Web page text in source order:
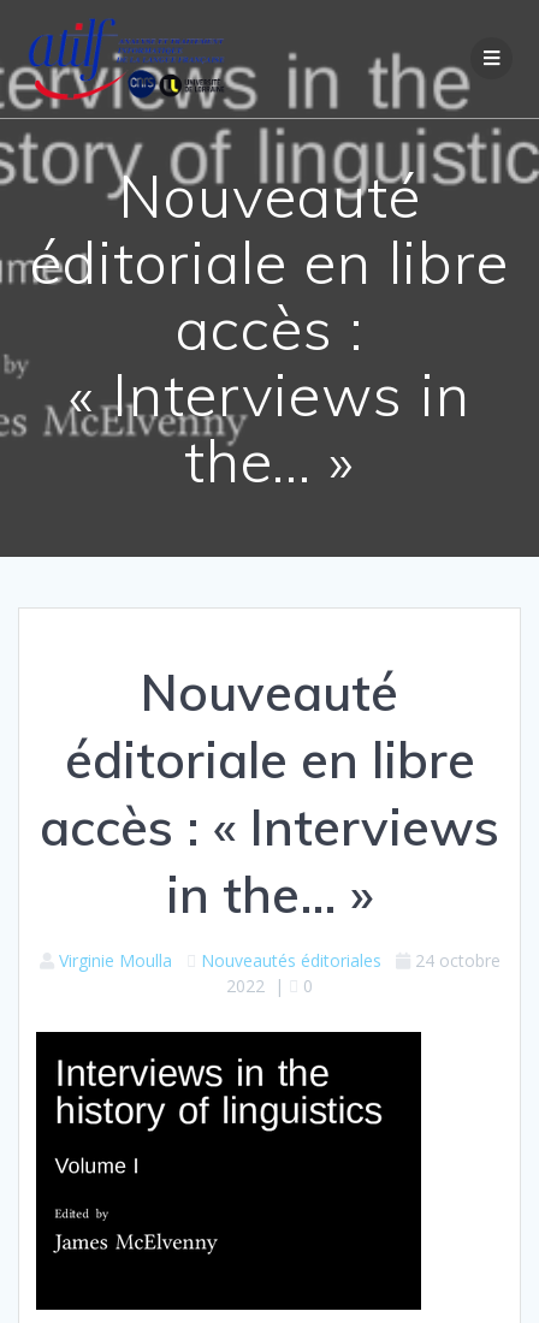
contenu
Nouveauté
éditoriale en libre
accès :
« Interviews in
the… »
Nouveauté
éditoriale en libre
accès : « Interviews
in the… »
Virginie Moulla Nouveautés éditoriales
24 octobre
2022 | 0